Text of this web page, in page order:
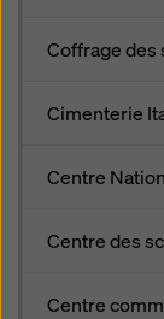
Coffrage des
Cimenterie
Centre
Centre des
Centre